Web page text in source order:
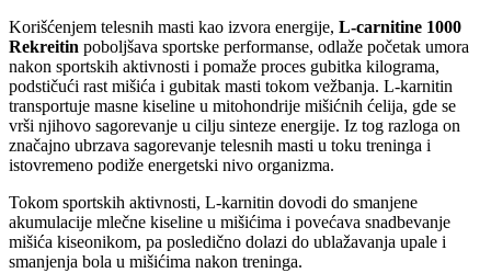
Korišćenjem telesnih masti kao izvora energije, L-carnitine 1000
Rekreitin poboljšava sportske performanse, odlaže početak umora
nakon sportskih aktivnosti i pomaže proces gubitka kilograma,
podstičući rast mišića i gubitak masti tokom vežbanja. L-karnitin
transportuje masne kiseline u mitohondrije mišićnih ćelija, gde se
vrši njihovo sagorevanje u cilju sinteze energije. Iz tog razloga on
značajno ubrzava sagorevanje telesnih masti u toku treninga i
istovremeno podiže energetski nivo organizma.
Tokom sportskih aktivnosti, L-karnitin dovodi do smanjene
akumulacije mlečne kiseline u mišićima i povećava snadbevanje
mišića kiseonikom, pa posledično dolazi do ublažavanja upale i
smanjenja bola u mišićima nakon treninga.